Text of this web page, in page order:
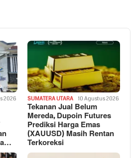
2026 SUMATERA UTARA 10 Agustus 2026
Tekanan Jual Belum
Mereda, Dupoin Futures
Prediksi Harga Emas
(XAUUSD) Masih Rentan
Terkoreksi